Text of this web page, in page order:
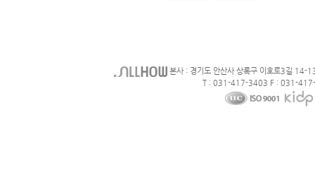
본사 : 경기도 안산사 상록구 이호로3길 14-
T : 031-417-3403 F : 031-